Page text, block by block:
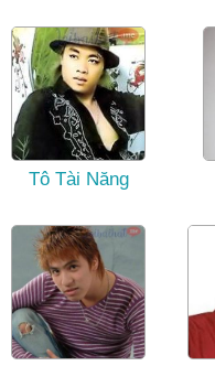
Tô Tài Năng